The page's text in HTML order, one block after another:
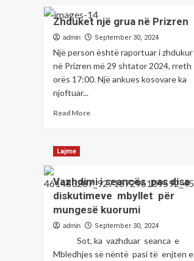
braktisin
VV-
i
bashkohen
Listës
Zhduket një grua në Prizren
admin September 30, 2024
Një person është raportuar i zhdukur
në Prizren më 29 shtator 2024, rreth
orës 17:00. Një ankues kosovare ka
njoftuar...
Read MoreRead
në
Prizren
Lajme
Vazhdimi i seancës pas disa
diskutimeve mbyllet për
mungesë kuorumi
admin September 30, 2024
Sot, ka vazhduar seanca e
Mbledhjes së nëntë pasi të enjten e